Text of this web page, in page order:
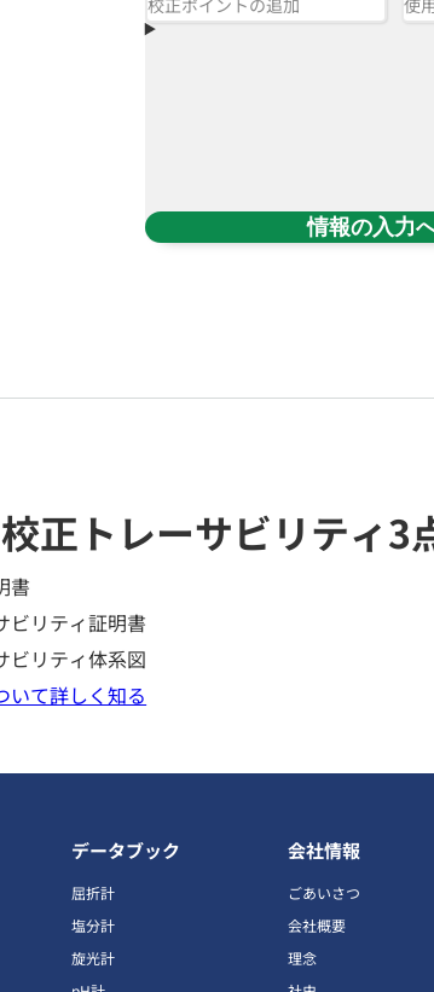
情報の入力
正 トレーサビリティ3
書
ビリティ証明書
ビリティ体系図
いて詳しく知る
データブック
屈折計
塩分計
旋光計
会社情報
ごあいさつ
会社概要
理念